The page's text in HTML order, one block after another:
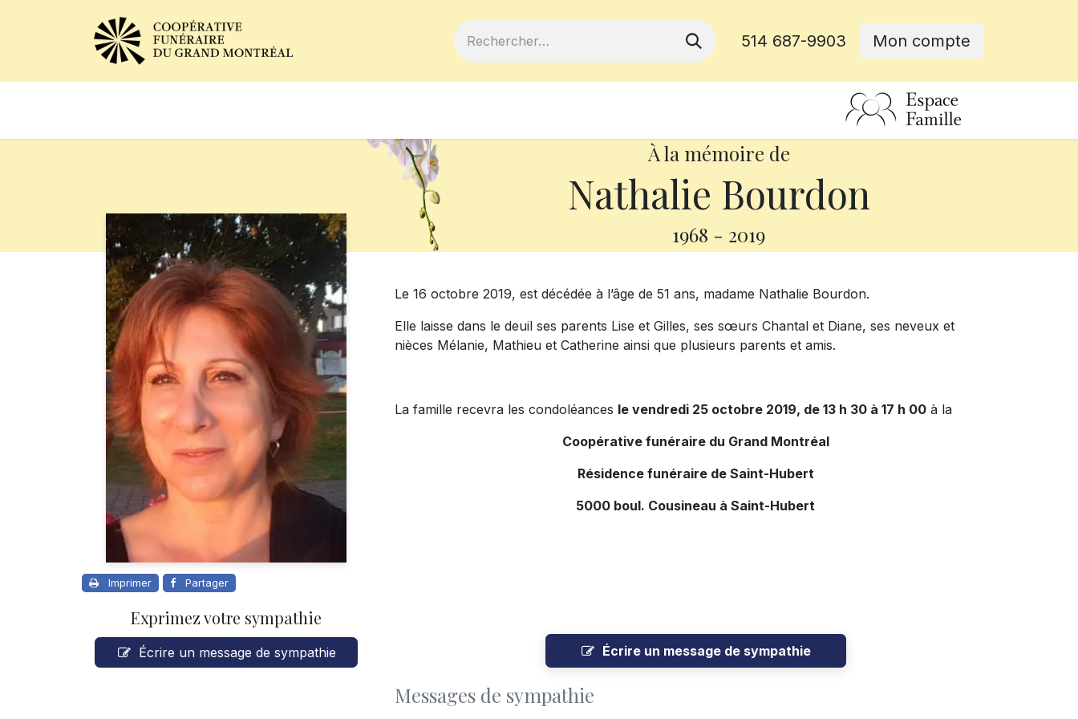
514 687-9903 Mon compte
À la mémoire de
Nathalie Bourdon
1968 - 2019
Imprimer Partager
Exprimez votre sympathie
Écrire un message de sympathie
Le 16 octobre 2019, est décédée à l’âge de 51 ans, madame Nathalie Bourdon.
Elle laisse dans le deuil ses parents Lise et Gilles, ses sœurs Chantal et Diane, ses neveux et
nièces Mélanie, Mathieu et Catherine ainsi que plusieurs parents et amis.
La famille recevra les condoléances le vendredi 25 octobre 2019, de 13 h 30 à 17 h 00 à la
Coopérative funéraire du Grand Montréal
Résidence funéraire de Saint-Hubert
5000 boul. Cousineau à Saint-Hubert
Écrire un message de sympathie
Messages de sympathie